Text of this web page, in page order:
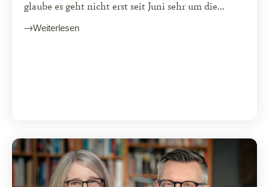
glaube es geht nicht erst seit Juni sehr um die...
Weiterlesen